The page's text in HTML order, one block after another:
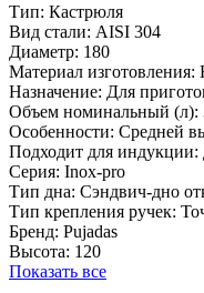
Тип: Кастрюля
Вид стали: AISI 304
Диаметр: 180
Материал изготовления:
Назначение: Для
Объем номинальный (л):
Особенности: Средней
Подходит для индукции:
Серия: Inox-pro
Тип дна: Сэндвич-дно
Тип крепления ручек:
Бренд: Pujadas
Высота: 120
Показать все